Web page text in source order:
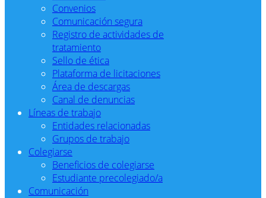
Convenios
Comunicación segura
Registro de actividades de
tratamiento
Sello de ética
Plataforma de licitaciones
Área de descargas
Canal de denuncias
Líneas de trabajo
Entidades relacionadas
Grupos de trabajo
Colegiarse
Beneficios de colegiarse
Estudiante precolegiado/a
Comunicación